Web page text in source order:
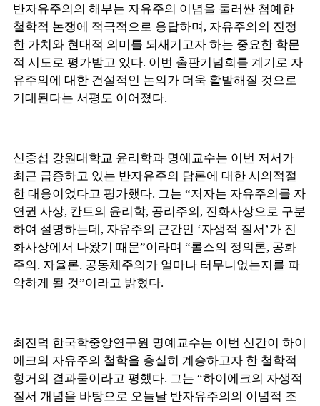
반자유주의의 해부는 자유주의 이념을 둘러싼 첨예한
철학적 논쟁에 적극적으로 응답하며, 자유주의의 진정
한 가치와 현대적 의미를 되새기고자 하는 중요한 학문
적 시도로 평가받고 있다. 이번 출판기념회를 계기로 자
유주의에 대한 건설적인 논의가 더욱 활발해질 것으로
기대된다는 서평도 이어졌다.
신중섭 강원대학교 윤리학과 명예교수는 이번 저서가
최근 급증하고 있는 반자유주의 담론에 대한 시의적절
한 대응이었다고 평가했다. 그는 “저자는 자유주의를 자
연권 사상, 칸트의 윤리학, 공리주의, 진화사상으로 구분
하여 설명하는데, 자유주의 근간인 ‘자생적 질서’가 진
화사상에서 나왔기 때문”이라며 “롤스의 정의론, 공화
주의, 자율론, 공동체주의가 얼마나 터무니없는지를 파
악하게 될 것”이라고 밝혔다.
최진덕 한국학중앙연구원 명예교수는 이번 신간이 하이
에크의 자유주의 철학을 충실히 계승하고자 한 철학적
항거의 결과물이라고 평했다. 그는 “하이에크의 자생적
질서 개념을 바탕으로 오늘날 반자유주의의 이념적 조